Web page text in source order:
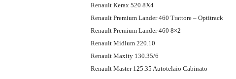
Renault Kerax 520 8X4
Renault Premium Lander 460 Trattore – Optitrack
Renault Premium Lander 460 8×2
Renault Midlum 220.10
Renault Maxity 130.35/6
Renault Master 125.35 Autotelaio Cabinato